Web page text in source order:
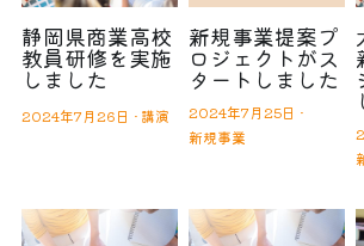
検索
静岡県商業高校
教員研修を実施
しました
2024年7月26日 · 講演
新規事業提案プ
ロジェクトがス
タートしました
2024年7月25日 ·
新規事業